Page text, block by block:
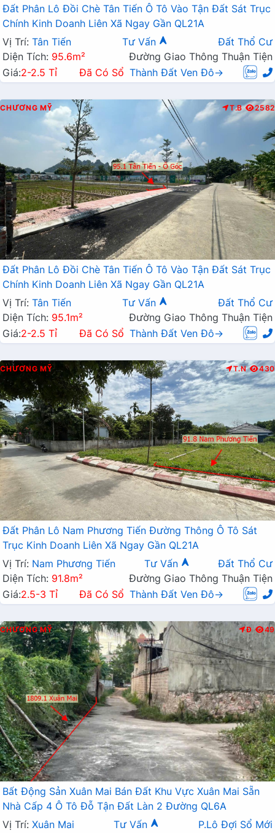
Đất Phân Lô Đồi Chè Tân Tiến Ô Tô Vào Tận Đất Sát Trục
Chính Kinh Doanh Liên Xã Ngay Gần QL21A
Vị Trí: Tân Tiến Tư Vấn
Đất Thổ Cư
Diện Tích: 95.6m²
Đường Giao Thông Thuận Tiện
Giá:2-2.5 Tỉ Đã Có Sổ Thành Đất Ven Đô→
CHƯƠNG MỸ T.B 2582
Đất Phân Lô Đồi Chè Tân Tiến Ô Tô Vào Tận Đất Sát Trục
Chính Kinh Doanh Liên Xã Ngay Gần QL21A
Vị Trí: Tân Tiến Tư Vấn
Đất Thổ Cư
Diện Tích: 95.1m²
Đường Giao Thông Thuận Tiện
Giá:2-2.5 Tỉ Đã Có Sổ Thành Đất Ven Đô→
CHƯƠNG MỸ T.N 430
Đất Phân Lô Nam Phương Tiến Đường Thông Ô Tô Sát
Trục Kinh Doanh Liên Xã Ngay Gần QL21A
Vị Trí: Nam Phương Tiến Tư Vấn
Đất Thổ Cư
Diện Tích: 91.8m²
Đường Giao Thông Thuận Tiện
Giá:2.5-3 Tỉ Đã Có Sổ Thành Đất Ven Đô→
CHƯƠNG MỸ Đ 49
Bất Động Sản Xuân Mai Bán Đất Khu Vực Xuân Mai Sẵn
Nhà Cấp 4 Ô Tô Đỗ Tận Đất Làn 2 Đường QL6A
Vị Trí: Xuân Mai Tư Vấn P.Lô Đợi Sổ Mới